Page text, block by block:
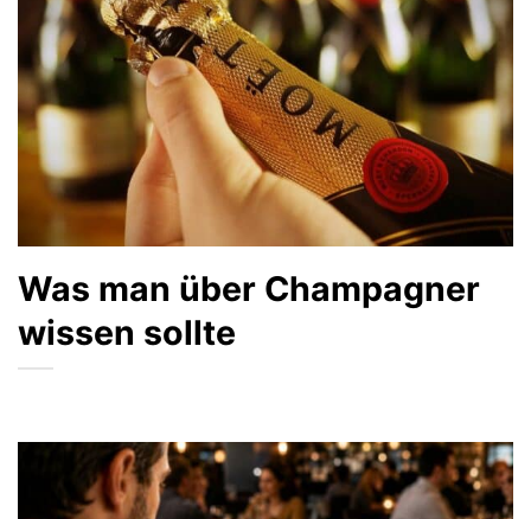
Was man über Champagner
wissen sollte